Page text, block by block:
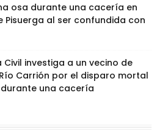
osa durante una cacería en
Pisuerga al ser confundida con
Civil investiga a un vecino de
Carrión por el disparo mortal
una cacería